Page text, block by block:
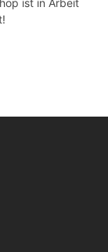
SUCHE
ist in Arbeit